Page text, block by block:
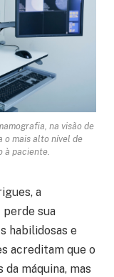
na visão de
o mais alto nível de
à paciente.
a
perde sua
habilidosas e
acreditam que o
máquina, mas